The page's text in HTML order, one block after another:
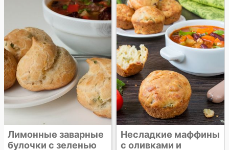
Несладкие маффины
с оливками и
Заварные сырные
шарики